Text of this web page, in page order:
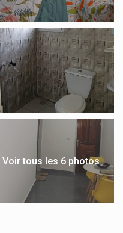
Voir tous les 6 photos